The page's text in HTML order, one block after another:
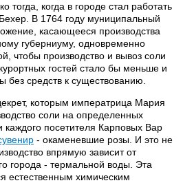
тогда, когда в городе стал работать
В 1764 году муниципальный
касающееся производства
губерниуму, одновременно
чтобы производство и вывоз соли
гостей стало бы меньше и
без средств к существованию.
которым императрица Мария
соли на определенных
каждого посетителя Карповых Вар
- окаменевшие розы. И это не
впрямую зависит от
города - термальной воды. Эта
естественным химическим